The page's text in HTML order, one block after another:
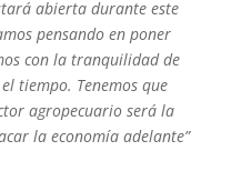
abierta durante este
pensando en poner
con la tranquilidad de
tiempo. Tenemos que
agropecuario será la
la economía adelante”